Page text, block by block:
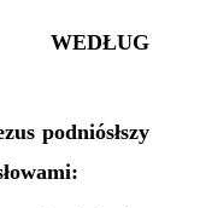
WEDŁUG
podniósłszy